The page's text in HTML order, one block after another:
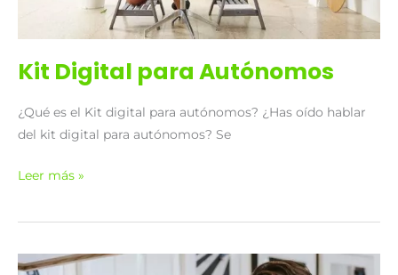
Kit Digital para Autónomos
¿Qué es el Kit digital para autónomos? ¿Has oído hablar
del kit digital para autónomos? Se
Leer más »
Ayudas